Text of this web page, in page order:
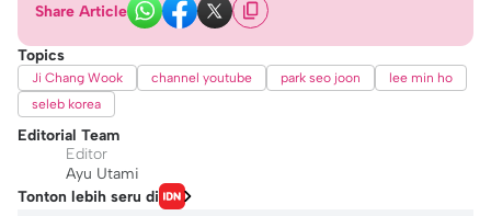
Share Article
Topics
Ji Chang Wook channel youtube park seo joon
lee min ho
seleb korea
Editorial Team
Editor
Ayu Utami
Tonton lebih seru di